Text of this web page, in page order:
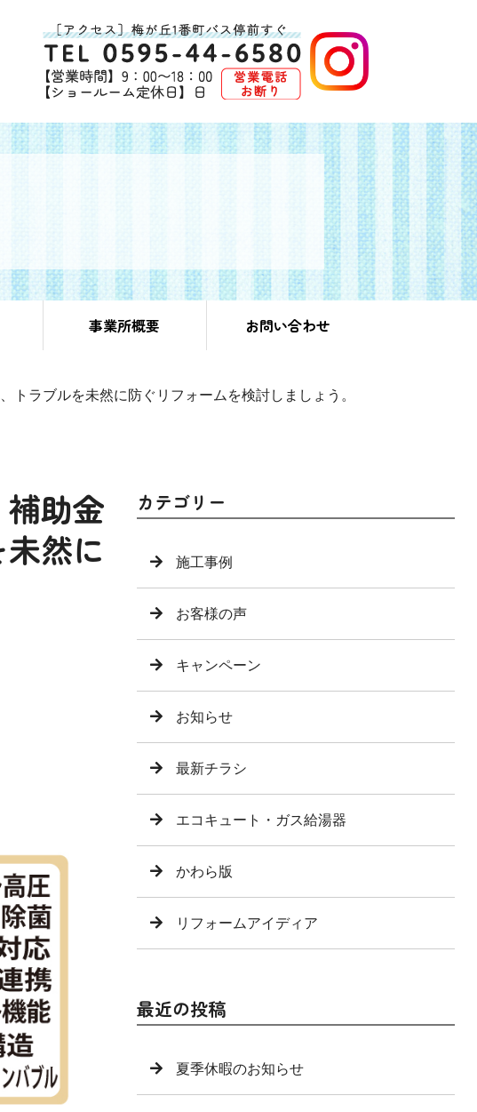
事業所概要 お問い合わせ
ラブルを未然に防ぐリフォームを検討しましょう。
助金
然に
カテゴリー
施工事例
お客様の声
キャンペーン
お知らせ
最新チラシ
エコキュート・ガス給湯器
かわら版
リフォームアイディア
最近の投稿
夏季休暇のお知らせ